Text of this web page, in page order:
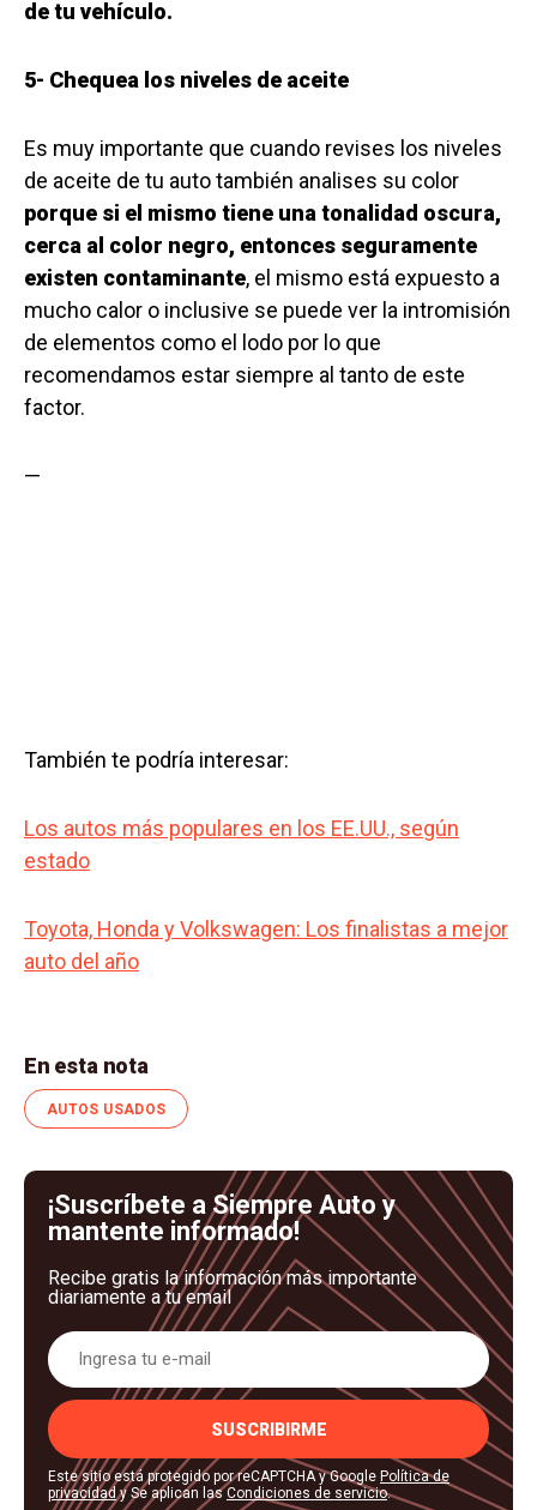
de tu vehículo.
5- Chequea los niveles de aceite
Es muy importante que cuando revises los niveles
de aceite de tu auto también analises su color
porque si el mismo tiene una tonalidad oscura,
cerca al color negro, entonces seguramente
existen contaminante, el mismo está expuesto a
mucho calor o inclusive se puede ver la intromisión
de elementos como el lodo por lo que
recomendamos estar siempre al tanto de este
factor.
—
También te podría interesar:
Los autos más populares en los EE.UU., según
estado
Toyota, Honda y Volkswagen: Los finalistas a mejor
auto del año
En esta nota
AUTOS USADOS
¡Suscríbete a Siempre Auto y
mantente informado!
Recibe gratis la información más importante
diariamente a tu email
SUSCRIBIRME
Este sitio está protegido por reCAPTCHA y Google Política de
privacidady Se aplican lasCondiciones de servicio.